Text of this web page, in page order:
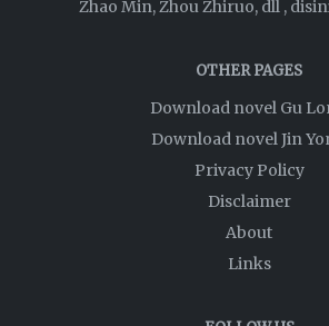
Zhao Min, Zhou Zhiruo, dll ,
OTHER PAGES
Download novel Gu
Download novel Jin
Privacy Policy
Disclaimer
About
Links